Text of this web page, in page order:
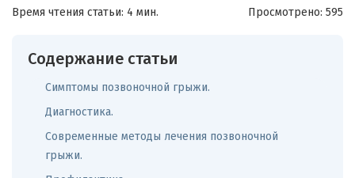
Время чтения статьи: 4 мин. Просмотрено: 595
Содержание статьи
Симптомы позвоночной грыжи.
Диагностика.
Современные методы лечения позвоночной
грыжи.